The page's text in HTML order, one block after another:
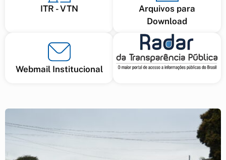
ITR - VTN
Arquivos para
Download
Webmail Institucional